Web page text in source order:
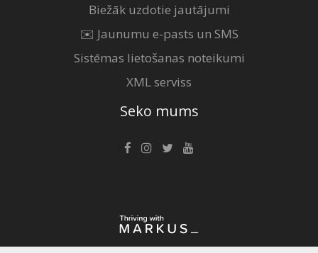
Biežāk uzdotie jautājumi
✉️ Jaunumu e-pasts un SMS
Sistēmas lietošanas noteikumi
XML serviss
Seko mums